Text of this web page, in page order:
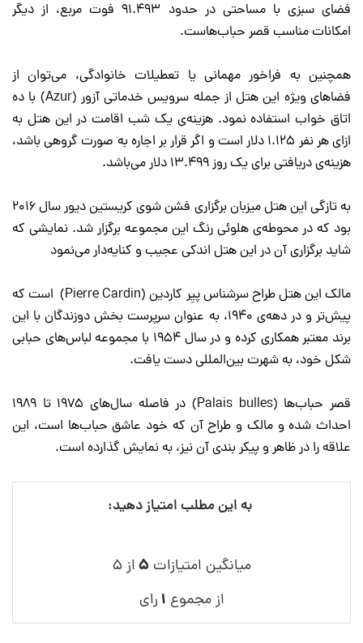
فضای سبزی با مساحتی در حدود 91.493 فوت مربع، از دیگر
امکانات مناسب قصر حباب‌هاست.
همچنین به فراخور مهمانی یا تعطیلات خانوادگی، می‌توان از
فضاهای ویژه این هتل از جمله سرویس خدماتی آزور (Azur) با ده
اتاق خواب استفاده نمود. هزینه‌ی یک شب اقامت در این هتل به
ازای هر نفر 1.125 دلار است و اگر قرار بر اجاره به صورت گروهی باشد،
هزینه‌ی دریافتی برای یک روز 13.499 دلار می‌باشد.
به تازگی این هتل میزبان برگزاری فشن شوی کریستین دیور سال 2016
بود که در محوطه‌ی هلوئی رنگ این مجموعه برگزار شد. نمایشی که
شاید برگزاری آن در این هتل اندکی عجیب و کنایه‌دار می‌نمود
مالک این هتل طراح سرشناس پیِر کاردین (Pierre Cardin) است که
پیش‌تر و در دهه‌ی 1940، به عنوان سرپرست بخش دوزندگان با این
برند معتبر همکاری کرده و در سال 1954 با مجموعه لباس‌های حبابی
شکل خود، به شهرت بین‌المللی دست یافت.
قصر حباب‌ها (Palais bulles) در فاصله سال‌های 1975 تا 1989
احداث شده و مالک و طراح آن که خود عاشق حباب‌ها است، این
علاقه را در ظاهر و پیکر بندی آن نیز، به نمایش گذارده است.
به این مطلب امتیاز دهید:
میانگین امتیازات ۵از ۵
از مجموع ۱ رای